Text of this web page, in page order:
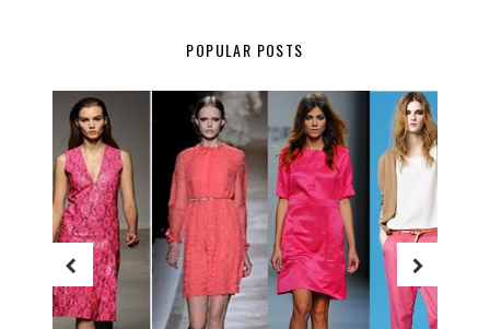
POPULAR POSTS